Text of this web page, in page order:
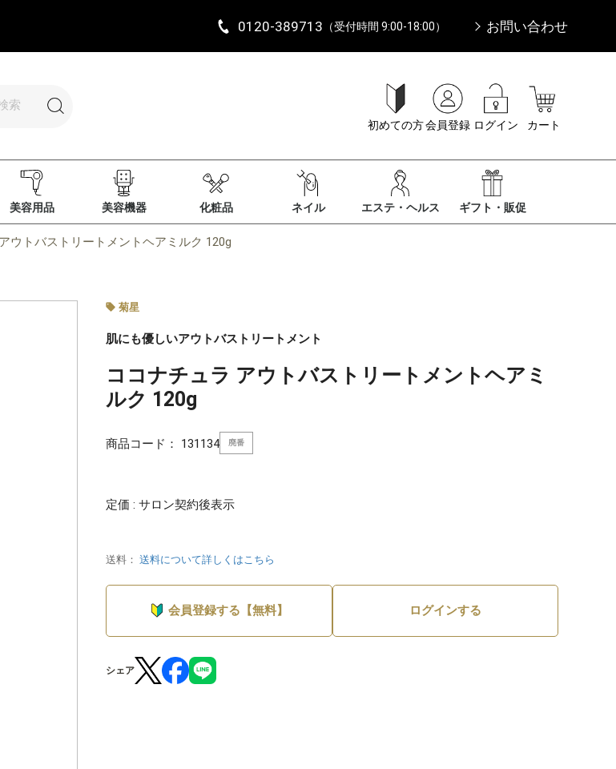
0120-389713 （受付時間 9:00-18:00） お問い合わせ
初めての方会員登録 ログイン カート
美容用品 美容機器 化粧品 ネイル エステ・ヘルス ギフト・販促
ウトバストリートメントヘアミルク 120g
菊星
肌にも優しいアウトバストリートメント
ココナチュラ アウトバストリートメントヘアミ
ルク 120g
商品コード： 131134 廃番
定価 : サロン契約後表示
送料： 送料について詳しくはこちら
会員登録する【無料】 ログインする
シェア